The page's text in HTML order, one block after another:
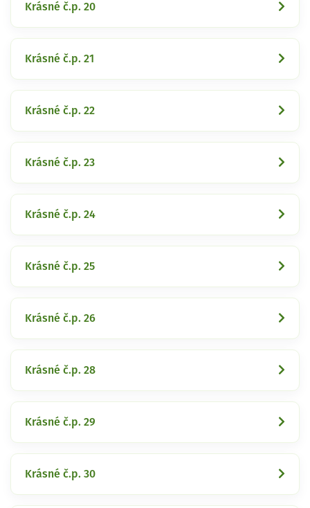
Krásné č.p. 20
Krásné č.p. 21
Krásné č.p. 22
Krásné č.p. 23
Krásné č.p. 24
Krásné č.p. 25
Krásné č.p. 26
Krásné č.p. 28
Krásné č.p. 29
Krásné č.p. 30